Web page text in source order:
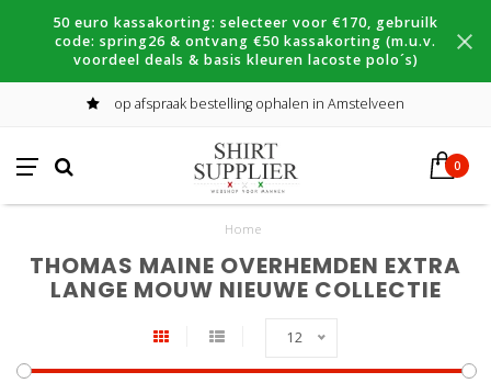
50 euro kassakorting: selecteer voor €170, gebruilk
code: spring26 & ontvang €50 kassakorting (m.u.v.
voordeel deals & basis kleuren lacoste polo´s)
op afspraak bestelling ophalen in Amstelveen
0
Home
THOMAS MAINE OVERHEMDEN EXTRA
LANGE MOUW NIEUWE COLLECTIE
12